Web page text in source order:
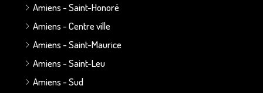
Amiens - Saint-Honoré
Amiens - Centre ville
Amiens - Saint-Maurice
Amiens - Saint-Leu
Amiens - Sud